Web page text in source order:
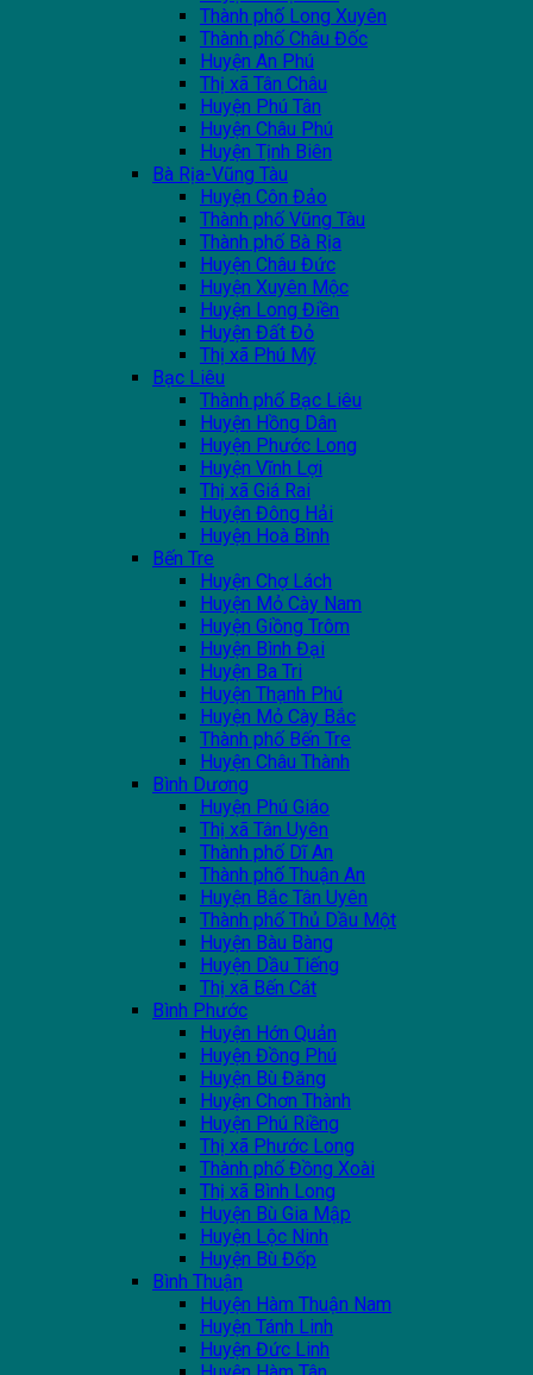
Thành phố Long Xuyên
Thành phố Châu Đốc
Huyện An Phú
Thị xã Tân Châu
Huyện Phú Tân
Huyện Châu Phú
Huyện Tịnh Biên
Bà Rịa-Vũng Tàu
Huyện Côn Đảo
Thành phố Vũng Tàu
Thành phố Bà Rịa
Huyện Châu Đức
Huyện Xuyên Mộc
Huyện Long Điền
Huyện Đất Đỏ
Thị xã Phú Mỹ
Bạc Liêu
Thành phố Bạc Liêu
Huyện Hồng Dân
Huyện Phước Long
Huyện Vĩnh Lợi
Thị xã Giá Rai
Huyện Đông Hải
Huyện Hoà Bình
Bến Tre
Huyện Chợ Lách
Huyện Mỏ Cày Nam
Huyện Giồng Trôm
Huyện Bình Đại
Huyện Ba Tri
Huyện Thạnh Phú
Huyện Mỏ Cày Bắc
Thành phố Bến Tre
Huyện Châu Thành
Bình Dương
Huyện Phú Giáo
Thị xã Tân Uyên
Thành phố Dĩ An
Thành phố Thuận An
Huyện Bắc Tân Uyên
Thành phố Thủ Dầu Một
Huyện Bàu Bàng
Huyện Dầu Tiếng
Thị xã Bến Cát
Bình Phước
Huyện Hớn Quản
Huyện Đồng Phú
Huyện Bù Đăng
Huyện Chơn Thành
Huyện Phú Riềng
Thị xã Phước Long
Thành phố Đồng Xoài
Thị xã Bình Long
Huyện Bù Gia Mập
Huyện Lộc Ninh
Huyện Bù Đốp
Bình Thuận
Huyện Hàm Thuận Nam
Huyện Tánh Linh
Huyện Đức Linh